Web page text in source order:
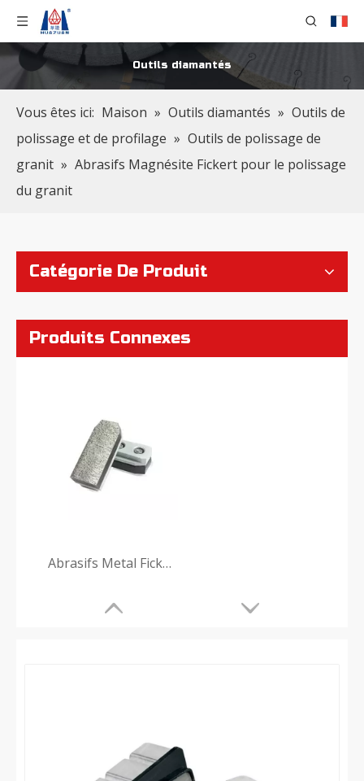
Outils diamantés
Vous êtes ici: Maison » Outils diamantés » Outils de
polissage et de profilage » Outils de polissage de
granit » Abrasifs Magnésite Fickert pour le polissage
du granit
Catégorie De Produit
Produits Connexes
Disques de polissage en métal de meulage de diamant pour le polissage de granit Abrasifs Diamond Fickert à liaison résine pour le polissage du granit
Abrasifs Metal Fickert pour le polissage du granit